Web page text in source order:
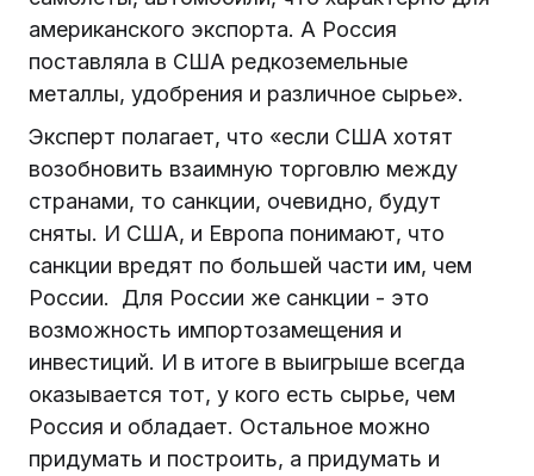
американского экспорта. А Россия
поставляла в США редкоземельные
металлы, удобрения и различное сырье».
Эксперт полагает, что «если США хотят
возобновить взаимную торговлю между
странами, то санкции, очевидно, будут
сняты. И США, и Европа понимают, что
санкции вредят по большей части им, чем
России. Для России же санкции - это
возможность импортозамещения и
инвестиций. И в итоге в выигрыше всегда
оказывается тот, у кого есть сырье, чем
Россия и обладает. Остальное можно
придумать и построить, а придумать и